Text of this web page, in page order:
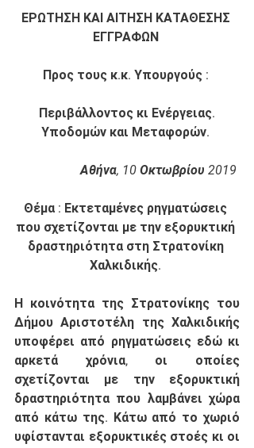
ΕΡΩΤΗΣΗ ΚΑΙ ΑΙΤΗΣΗ ΚΑΤΑΘΕΣΗΣ
ΕΓΓΡΑΦΩΝ
Προς τους κ.κ. Υπουργούς :
Περιβάλλοντος κι Ενέργειας.
Υποδομών και Μεταφορών.
Αθήνα, 10 Οκτωβρίου 2019
Θέμα : Εκτεταμένες ρηγματώσεις
που σχετίζονται με την εξορυκτική
δραστηριότητα στη Στρατονίκη
Χαλκιδικής.
Η κοινότητα της Στρατονίκης του
Δήμου Αριστοτέλη της Χαλκιδικής
υποφέρει από ρηγματώσεις εδώ κι
αρκετά χρόνια, οι οποίες
σχετίζονται με την εξορυκτική
δραστηριότητα που λαμβάνει χώρα
από κάτω της. Κάτω από το χωριό
υφίστανται εξορυκτικές στοές κι οι